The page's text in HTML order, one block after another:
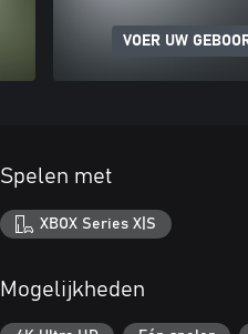
VOER UW
Spelen met
XBOX Series X|S
Mogelijkheden